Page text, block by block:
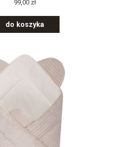
99,00 zł
do koszyka